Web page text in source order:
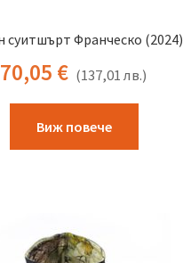
суитшърт Франческо (2024)
70,05 € (137,01лв.)
Виж повече